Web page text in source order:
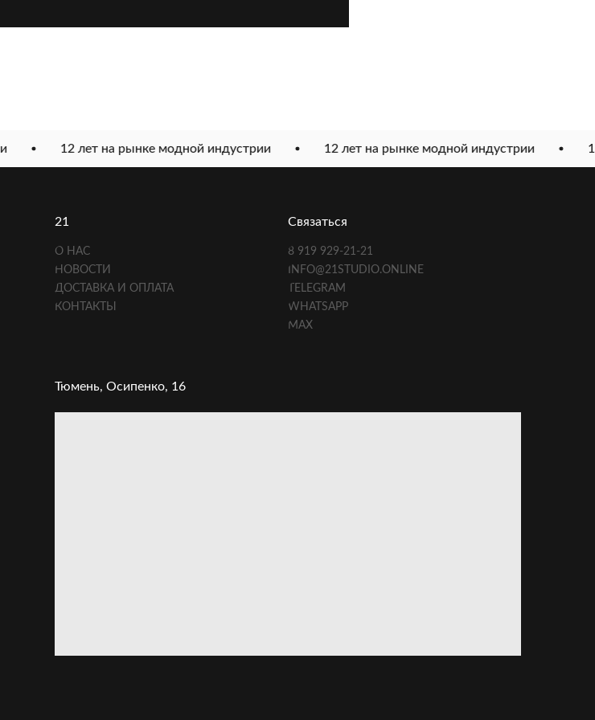
12 лет на рынке модной индустрии 12 лет на рынке модной индустрии
Связаться
8 919 929-21-21
INFO@21STUDIO.ONLINE
TELEGRAM
WHATSAPP
MAX
КОНТАКТЫ
ДОСТАВКА И ОПЛАТА
НОВОСТИ
О НАС
21
Тюмень, Осипенко, 16